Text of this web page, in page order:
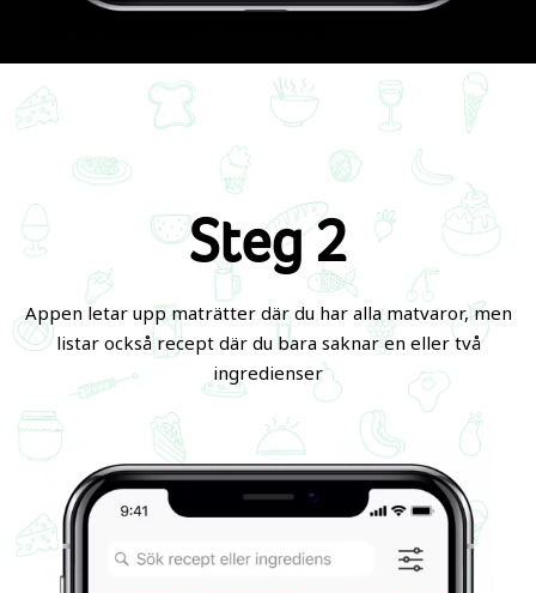
Steg 2
Appen letar upp maträtter där du har alla matvaror, men
listar också recept där du bara saknar en eller två
ingredienser